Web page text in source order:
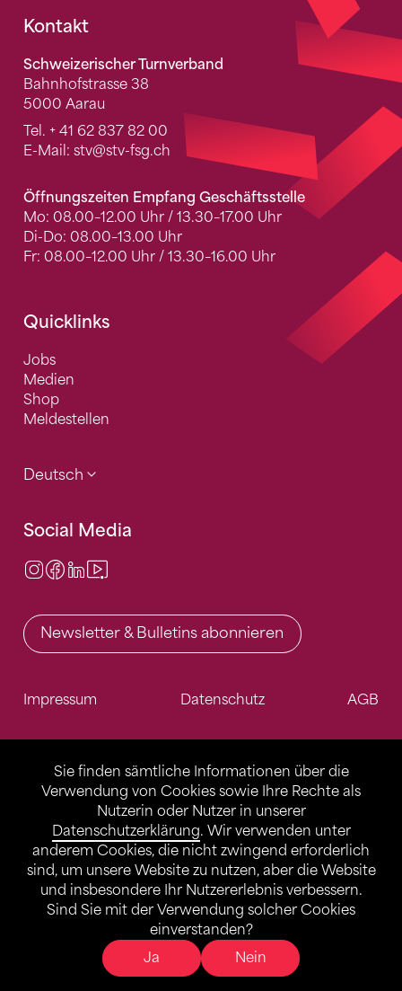
Sie finden sämtliche Informationen über die
Verwendung von Cookies sowie Ihre Rechte als
Nutzerin oder Nutzer in unserer
Datenschutzerklärung. Wir verwenden unter
anderem Cookies, die nicht zwingend erforderlich
sind, um unsere Website zu nutzen, aber die Website
und insbesondere Ihr Nutzererlebnis verbessern.
Sind Sie mit der Verwendung solcher Cookies
einverstanden?
Ja
Nein
Fusszeile
Kontakt
Schweizerischer Turnverband
Bahnhofstrasse 38
5000 Aarau
Tel. + 41 62 837 82 00
E-Mail: stv@stv-fsg.ch
Öffnungszeiten Empfang Geschäftsstelle
Mo: 08.00–12.00 Uhr / 13.30–17.00 Uhr
Di-Do: 08.00–13.00 Uhr
Fr: 08.00–12.00 Uhr / 13.30–16.00 Uhr
Quicklinks
Jobs
Medien
Shop
Meldestellen
Deutsch
Social Media
Instagram
Facebook
LinkedIn
Newsletter & Bulletins abonnieren
Impressum Datenschutz AGB